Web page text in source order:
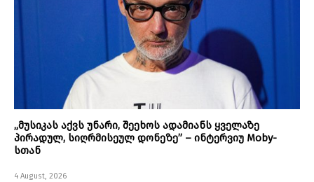
„მუსიკას აქვს უნარი, შეეხოს ადამიანს ყველაზე
პირადულ, სიღრმისეულ დონეზე” – ინტერვიუ Moby-
სთან
4 August, 2026